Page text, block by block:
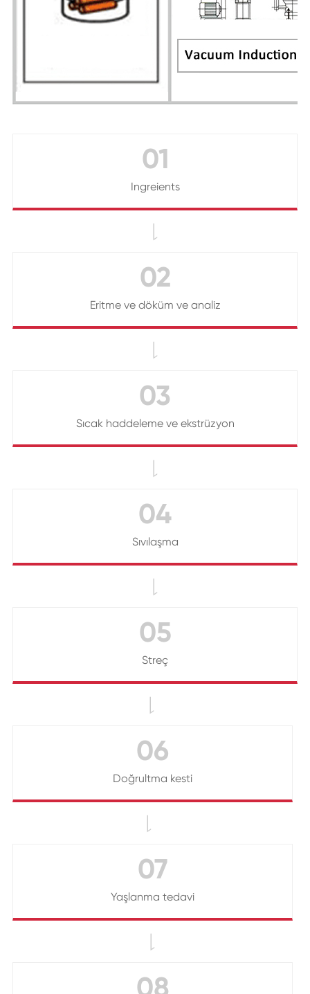
01
Ingreients

02
Eritme ve döküm ve analiz

03
Sıcak haddeleme ve ekstrüzyon

04
Sıvılaşma

05
Streç

06
Doğrultma kesti

07
Yaşlanma tedavi
